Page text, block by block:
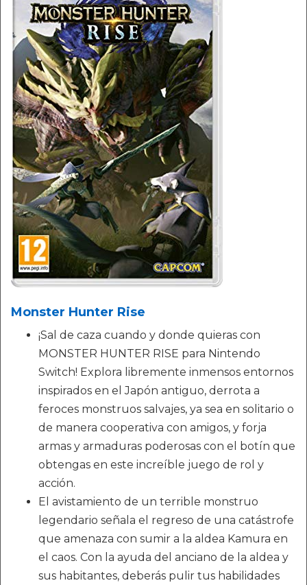
Monster Hunter Rise
¡Sal de caza cuando y donde quieras con
MONSTER HUNTER RISE para Nintendo
Switch! Explora libremente inmensos entornos
inspirados en el Japón antiguo, derrota a
feroces monstruos salvajes, ya sea en solitario o
de manera cooperativa con amigos, y forja
armas y armaduras poderosas con el botín que
obtengas en este increíble juego de rol y
acción.
El avistamiento de un terrible monstruo
legendario señala el regreso de una catástrofe
que amenaza con sumir a la aldea Kamura en
el caos. Con la ayuda del anciano de la aldea y
sus habitantes, deberás pulir tus habilidades